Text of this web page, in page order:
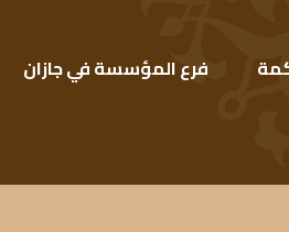
فرع المؤسسة في جازان